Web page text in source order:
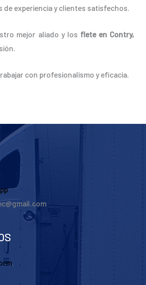
de experiencia y clientes satisfechos.
mejor aliado y los flete en Contry,
con profesionalismo y eficacia.
.